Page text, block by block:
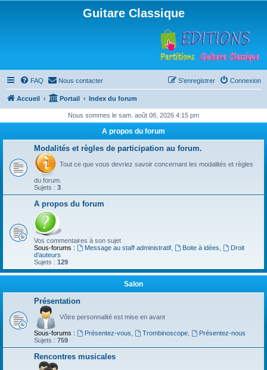
Guitare Classique
FAQ Nous contacter Connexion
S’enregistrer
Accueil Portail Index du forum
Nous sommes le sam. août 08, 2026 4:15 pm
A propos du forum
Modalités et règles de participation au forum.
Tout ce que vous devriez savoir concernant les modalités et règles
du forum.
Sujets : 3
A propos du forum
Vos commentaires à son sujet
Sous-forums :
Message au staff administratif, Boite à idées
Droit
d'auteurs
Sujets : 129
Salon
Présentation
Vôtre personnalité est mise en avant
Sous-forums : Présentez-vous Trombinoscope,
Présentez-nous
Sujets : 759
Rencontres musicales